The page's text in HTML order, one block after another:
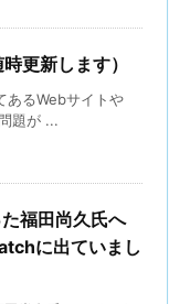
更新します）
あるWebサイトや
題が ...
福田尚久氏へ
に出ていまし